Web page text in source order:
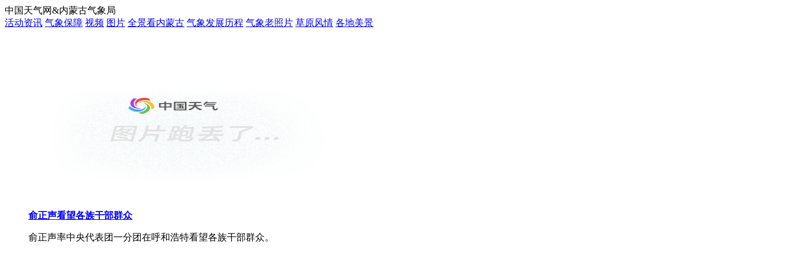
中国天气网&内蒙古气象局
活动资讯 气象保障 视频 图片 全景看内蒙古 气象发展历程 气象老照片 草原风情 各地美景
俞正声看望各族干部群众
俞正声率中央代表团一分团在呼和浩特看望各族干部群众。